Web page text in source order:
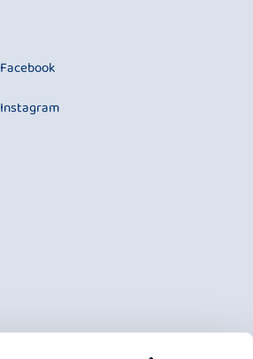
Facebook
Instagram